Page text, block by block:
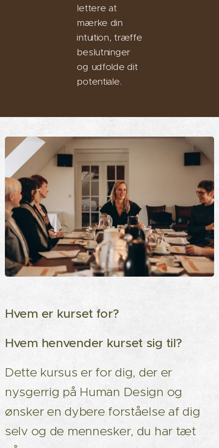
lettere at
mærke din
intuition, træffe
beslutninger
og udfolde dit
potentiale.
Hvem er kurset for?
Hvem henvender kurset sig til?
Dette kursus er for dig, der er
nysgerrig på Human Design og
ønsker en dybere forståelse af dig
selv og de mennesker, du har tæt